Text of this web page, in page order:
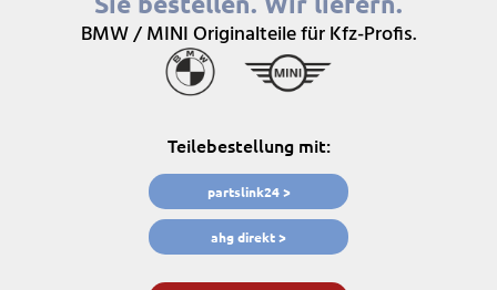
BMW / MINI Originalteile für Kfz-Profis.
Teilebestellung mit:
partslink24 >
ahg direkt >